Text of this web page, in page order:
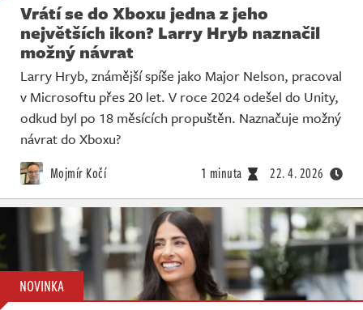
Vrátí se do Xboxu jedna z jeho
největších ikon? Larry Hryb naznačil
možný návrat
Larry Hryb, známější spíše jako Major Nelson, pracoval
v Microsoftu přes 20 let. V roce 2024 odešel do Unity,
odkud byl po 18 měsících propuštěn. Naznačuje možný
návrat do Xboxu?
Mojmír Kočí 1 minuta 22. 4. 2026
NOVINKA